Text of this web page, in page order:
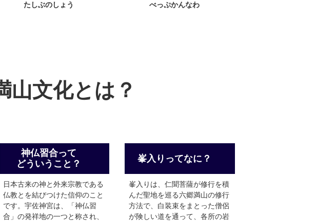
たしぶのしょう べっぷかんなわ
山文化とは？
神仏習合って
どういうこと？
日本古来の神と外来宗教である
仏教とを結びつけた信仰のこと
です。宇佐神宮は、「神仏習
合」の発祥地の一つと称され、
峯入りってなに？
峯入りは、仁聞菩薩が修行を積
んだ聖地を巡る六郷満山の修行
方法で、白装束をまとった僧侶
が険しい道を通って、各所の岩